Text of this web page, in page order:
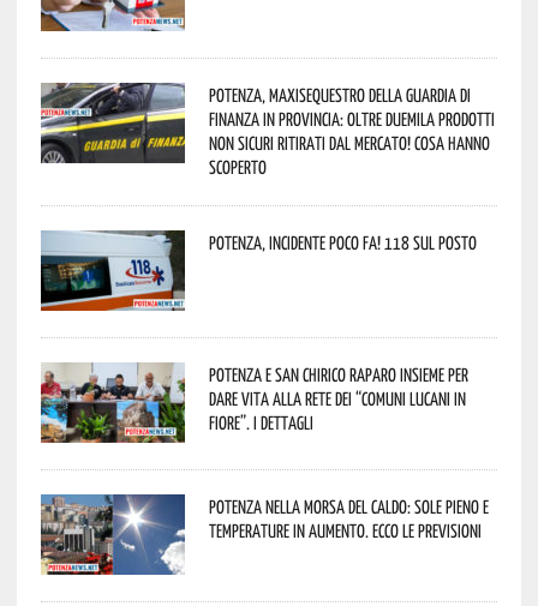
Potenza, maxisequestro della Guardia di
Finanza in provincia: oltre duemila prodotti
non sicuri ritirati dal mercato! Cosa hanno
scoperto
Potenza, incidente poco fa! 118 sul posto
Potenza e San Chirico Raparo insieme per
dare vita alla rete dei “Comuni Lucani in
Fiore”. I dettagli
Potenza nella morsa del caldo: sole pieno e
temperature in aumento. Ecco le previsioni